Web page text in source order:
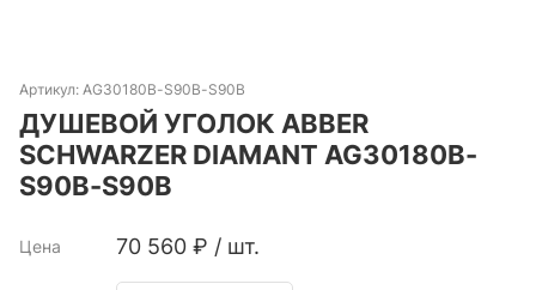
Артикул: AG30180B-S90B-S90B
ДУШЕВОЙ УГОЛОК ABBER
SCHWARZER DIAMANT AG30180B-
S90B-S90B
Цена 70 560 ₽ / шт.